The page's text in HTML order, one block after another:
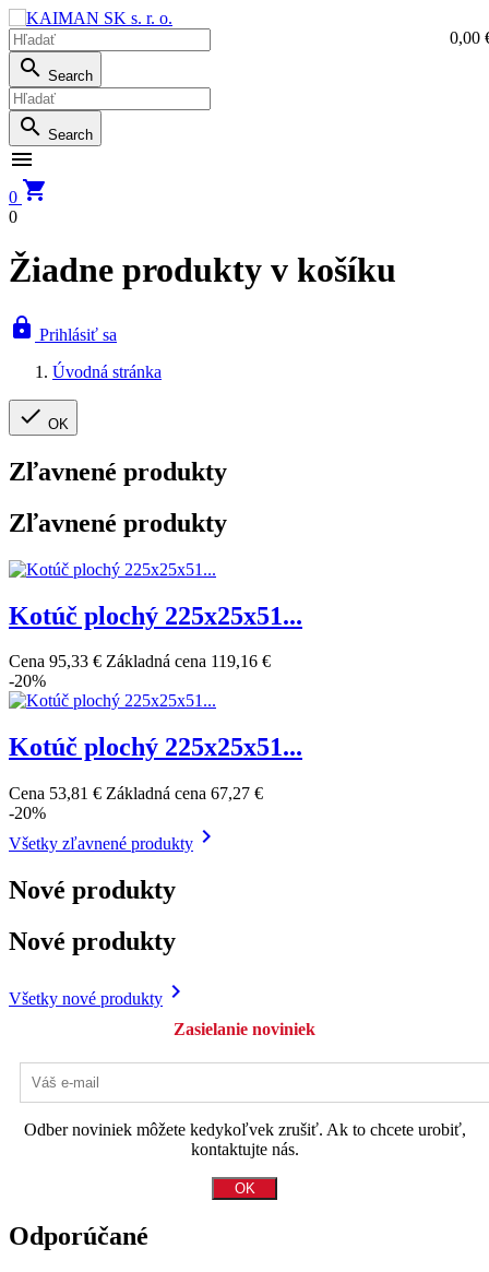
 Search
 Search

0 
0
0,00
Žiadne produkty v košíku
 Prihlásiť sa
Úvodná stránka
 OK
Zľavnené produkty
Zľavnené produkty
Kotúč plochý 225x25x51...
Cena 95,33 € Základná cena 119,16 €
-20%
Kotúč plochý 225x25x51...
Cena 53,81 € Základná cena 67,27 €
-20%
Všetky zľavnené produkty 
Nové produkty
Nové produkty
Všetky nové produkty 
Zasielanie noviniek
Odber noviniek môžete kedykoľvek zrušiť. Ak to chcete urobiť,
kontaktujte nás.
Odporúčané